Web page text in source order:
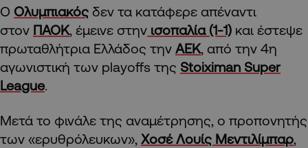
Ο Ολυμπιακός δεν τα κατάφερε απέναντι
στον ΠΑΟΚ, έμεινε στην ισοπαλία (1-1) και έστεψε
πρωταθλήτρια Ελλάδος την ΑΕΚ, από την 4η
αγωνιστική των playoffs της Stoiximan Super
League.
Μετά το φινάλε της αναμέτρησης, ο προπονητής
των «ερυθρόλευκων», Χοσέ Λουίς Μεντιλίμπαρ,